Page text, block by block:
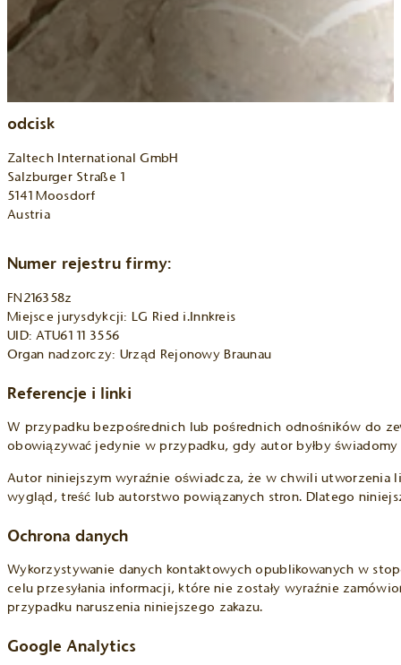
odcisk
Zaltech International GmbH
Salzburger Straße 1
5141 Moosdorf
Austria
Numer rejestru firmy:
FN216358z
Miejsce jurysdykcji: LG Ried i.Innkreis
UID: ATU61 11 3556
Organ nadzorczy: Urząd Rejonowy Braunau
Referencje i linki
W przypadku bezpośrednich lub pośrednich odnośników do
obowiązywać jedynie w przypadku, gdy autor byłby
Autor niniejszym wyraźnie oświadcza, że ​​w chwili utworzenia
wygląd, treść lub autorstwo powiązanych stron. Dlatego
Ochrona danych
Wykorzystywanie danych kontaktowych opublikowanych w
celu przesyłania informacji, które nie zostały wyraźnie
przypadku naruszenia niniejszego zakazu.
Google Analytics